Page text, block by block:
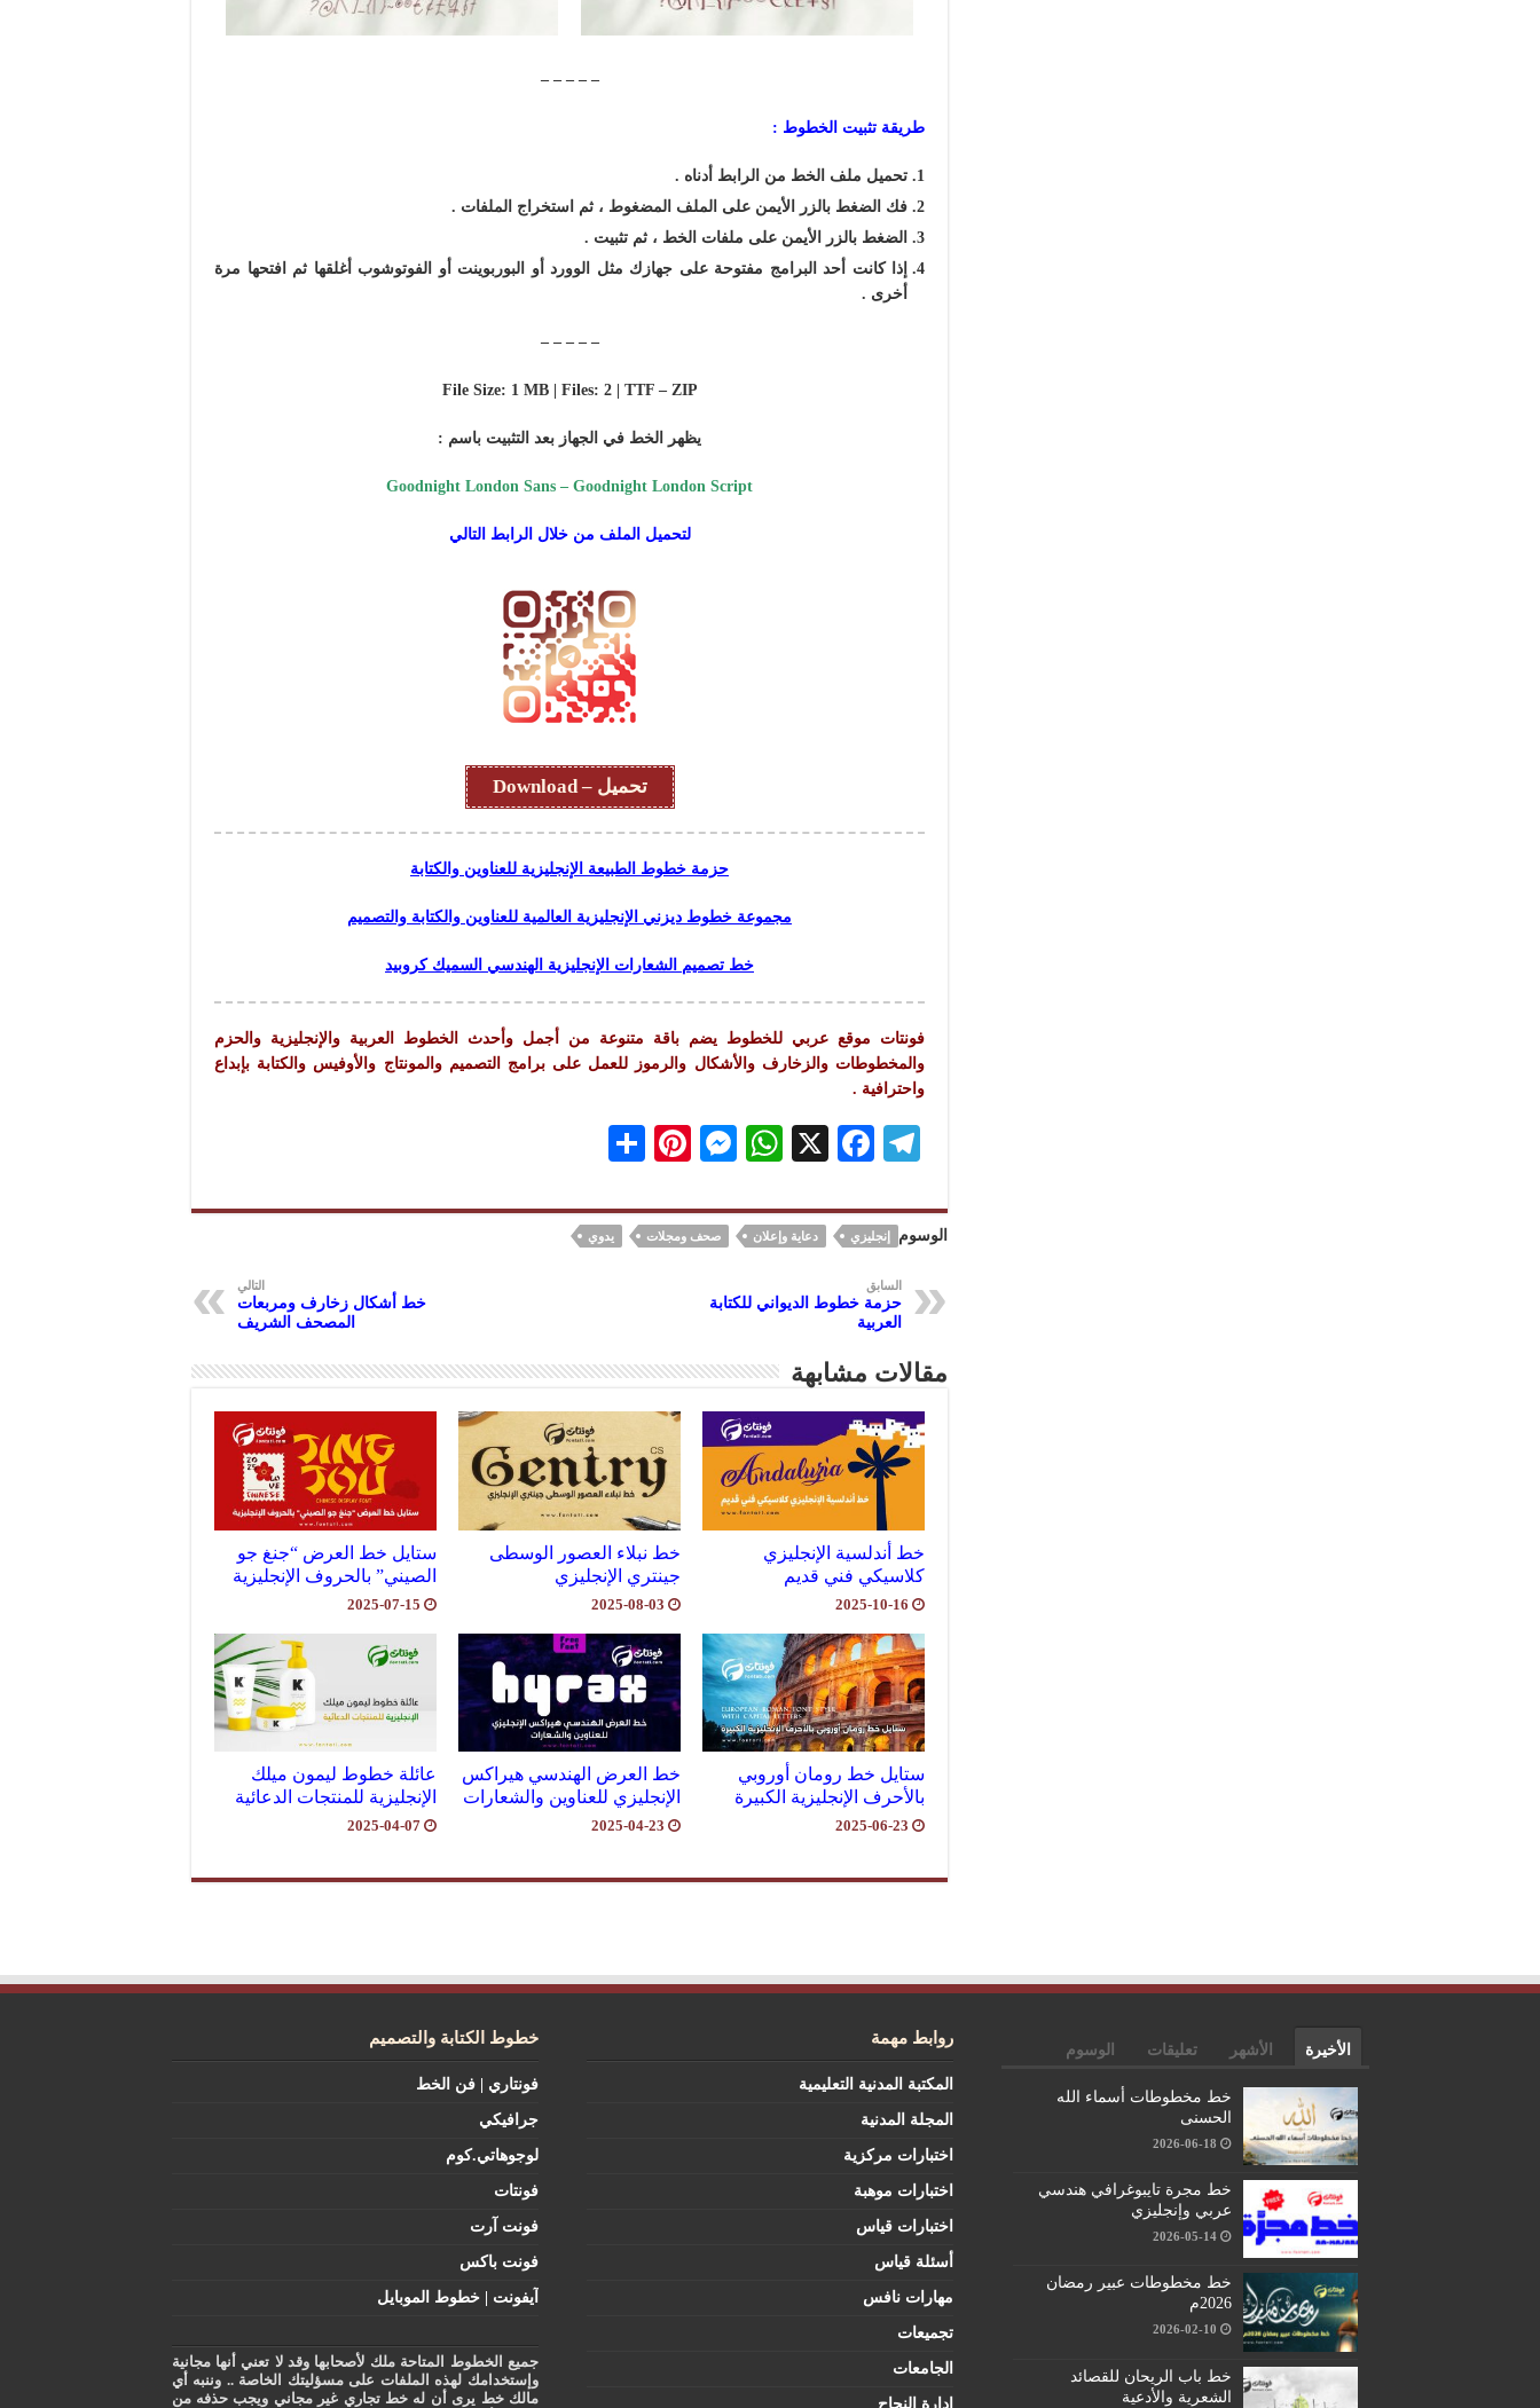
– – – – –
طريقة تثبيت الخطوط :
تحميل ملف الخط من الرابط أدناه .
فك الضغط بالزر الأيمن على الملف المضغوط ، ثم استخراج الملفات .
الضغط بالزر الأيمن على ملفات الخط ، ثم تثبيت .
إذا كانت أحد البرامج مفتوحة على جهازك مثل الوورد أو البوربوينت أو الفوتوشوب أغلقها ثم افتحها مرة
أخرى .
– – – – –
File Size: 1 MB | Files: 2 | TTF – ZIP
يظهر الخط في الجهاز بعد التثبيت باسم :
Goodnight London Sans – Goodnight London Script
لتحميل الملف من خلال الرابط التالي
تحميل – Download
حزمة خطوط الطبيعة الإنجليزية للعناوين والكتابة
مجموعة خطوط ديزني الإنجليزية العالمية للعناوين والكتابة والتصميم
خط تصميم الشعارات الإنجليزية الهندسي السميك كروبيد
فونتات موقع عربي للخطوط يضم باقة متنوعة من أجمل وأحدث الخطوط العربية والإنجليزية والحزم
والمخطوطات والزخارف والأشكال والرموز للعمل على برامج التصميم والمونتاج والأوفيس والكتابة بإبداع
واحترافية .
Te
gr
a
m
F
eb
oo
k
X
W
at
s
A
p
M
se
n
Pi
er
es
ar
e
الوسوم إنجليزي دعاية وإعلان صحف ومجلات يدوي
السابق
حزمة خطوط الديواني للكتابة
العربية
التالي
خط أشكال زخارف ومربعات
المصحف الشريف
مقالات مشابهة
خط أندلسية الإنجليزي
كلاسيكي فني قديم
2025-10-16
خط نبلاء العصور الوسطى
جينتري الإنجليزي
2025-08-03
ستايل خط العرض “جنغ جو
الصيني” بالحروف الإنجليزية
2025-07-15
ستايل خط رومان أوروبي
بالأحرف الإنجليزية الكبيرة
2025-06-23
خط العرض الهندسي هيراكس
الإنجليزي للعناوين والشعارات
2025-04-23
عائلة خطوط ليمون ميلك
الإنجليزية للمنتجات الدعائية
2025-04-07
الأخيرة الأشهر تعليقات الوسوم
خط مخطوطات أسماء الله
الحسنى
2026-06-18
خط مجرة تايبوغرافي هندسي
عربي وإنجليزي
2026-05-14
خط مخطوطات عبير رمضان
2026م
2026-02-10
خط باب الريحان للقصائد
الشعرية والأدعية
روابط مهمة
المكتبة المدنية التعليمية
المجلة المدنية
اختبارات مركزية
اختبارات موهبة
اختبارات قياس
أسئلة قياس
مهارات نافس
تجميعات
الجامعات
إدارة النجاح
خطوط الكتابة والتصميم
فونتاري | فن الخط
جرافيكي
لوجوهاتي.كوم
فونتات
فونت آرت
فونت باكس
آيفونت | خطوط الموبايل
جميع الخطوط المتاحة ملك لأصحابها وقد لا تعني أنها مجانية
وإستخدامك لهذه الملفات على مسؤليتك الخاصة .. وننبه أي
مالك خط يرى أن له خط تجاري غير مجاني ويجب حذفه من